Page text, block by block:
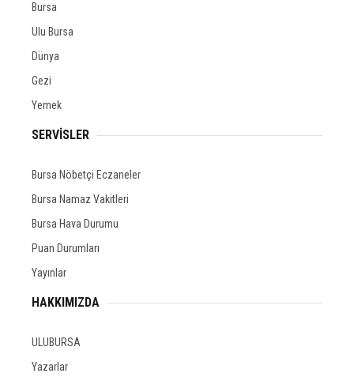
Bursa
Ulu Bursa
Dünya
Gezi
Yemek
SERVİSLER
Bursa Nöbetçi Eczaneler
Bursa Namaz Vakitleri
Bursa Hava Durumu
Puan Durumları
Yayınlar
HAKKIMIZDA
ULUBURSA
Yazarlar